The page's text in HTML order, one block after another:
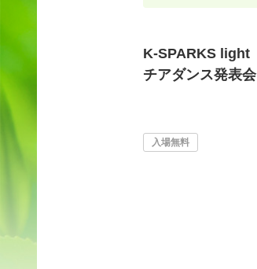
K-SPARKS light
チアダンス発表会
入場無料